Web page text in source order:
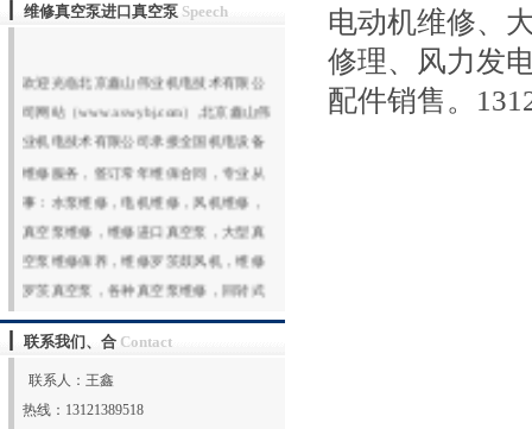
维修真空泵进口真空泵 Speech
业机电技术有限公司承接全国机电设备
空泵维修，专业技术，专业服务，选择
联系我们、合 Contact
联系人：王鑫
热线：13121389518
电动机维修、
修理、风力发
配件销售。